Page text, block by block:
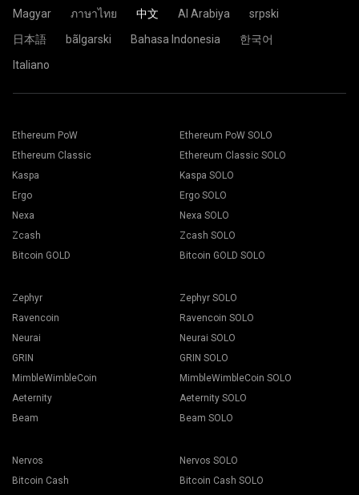
Magyar
ภาษาไทย 中文 Al Arabiya
srpski
日本語
bãlgarski Bahasa Indonesia
한국어
Italiano
Ethereum PoW
Ethereum Classic
Kaspa
Ergo
Nexa
Zcash
Bitcoin GOLD
Ethereum PoW SOLO
Ethereum Classic SOLO
Kaspa SOLO
Ergo SOLO
Nexa SOLO
Zcash SOLO
Bitcoin GOLD SOLO
Zephyr
Ravencoin
Neurai
GRIN
MimbleWimbleCoin
Aeternity
Beam
Zephyr SOLO
Ravencoin SOLO
Neurai SOLO
GRIN SOLO
MimbleWimbleCoin SOLO
Aeternity SOLO
Beam SOLO
Nervos
Bitcoin Cash
Nervos SOLO
Bitcoin Cash SOLO